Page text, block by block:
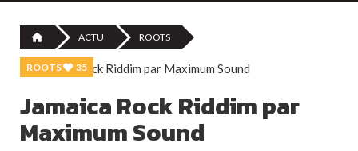
ACTU ROOTS
ROOTS 35
Jamaica Rock Riddim par
Maximum Sound